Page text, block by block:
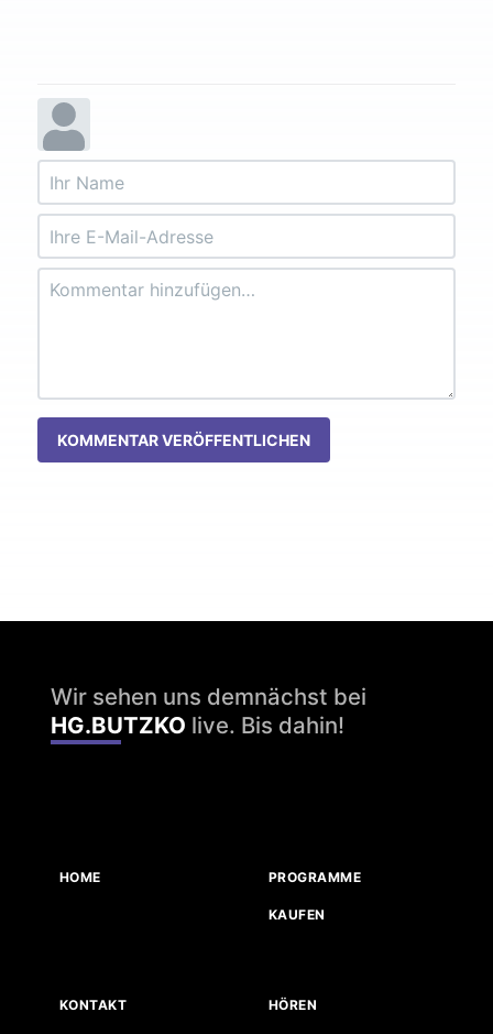
KOMMENTAR VERÖFFENTLICHEN
Wir sehen uns demnächst bei
HG.BUTZKO live. Bis dahin!
HOME PROGRAMME
KAUFEN
KONTAKT HÖREN